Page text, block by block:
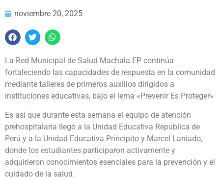
noviembre 20, 2025
La Red Municipal de Salud Machala EP continúa
fortaleciendo las capacidades de respuesta en la comunidad
mediante talleres de primeros auxilios dirigidos a
instituciones educativas, bajo el lema «Prevenir Es Proteger»
Es así que durante esta semana el equipo de atención
prehospitalaria llegó a la Unidad Educativa Republica de
Perú y a la Unidad Educativa Principito y Marcel Laniado,
donde los estudiantes participaron activamente y
adquirieron conocimientos esenciales para la prevención y el
cuidado de la salud.